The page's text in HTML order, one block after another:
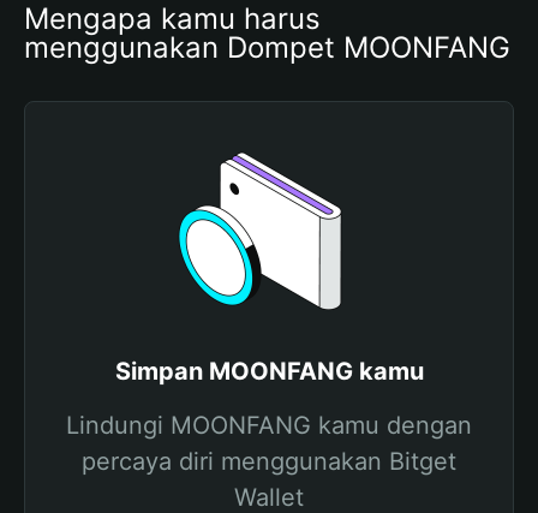
Mengapa kamu harus
menggunakan Dompet MOONFANG
Simpan MOONFANG kamu
Lindungi MOONFANG kamu dengan
percaya diri menggunakan Bitget
Wallet